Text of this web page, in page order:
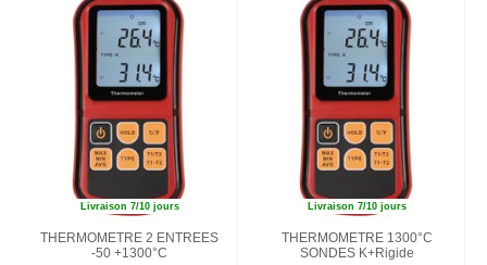
Livraison 7/10 jours
THERMOMETRE 2 ENTREES
-50 +1300°C
Livraison 7/10 jours
THERMOMETRE 1300°C
SONDES K+Rigide